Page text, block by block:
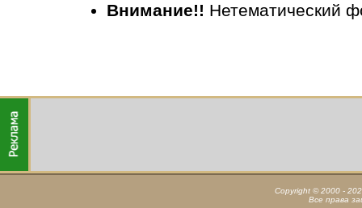
Внимание!! Нетематический
Copyright © 2000 -
Все права